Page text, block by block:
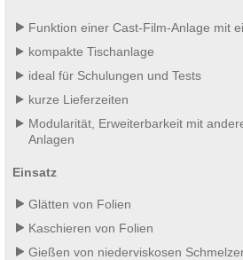
Funktion einer Cast-Film-Anlage mit
kompakte Tischanlage
ideal für Schulungen und Tests
kurze Lieferzeiten
Modularität, Erweiterbarkeit mit
Anlagen
Einsatz
Glätten von Folien
Kaschieren von Folien
Gießen von niederviskosen